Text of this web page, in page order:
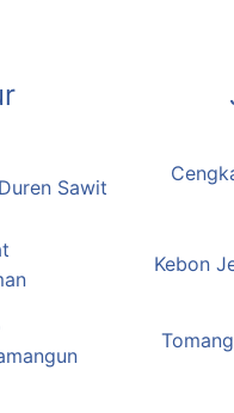
Duren Sawit
Kebon
Tomang